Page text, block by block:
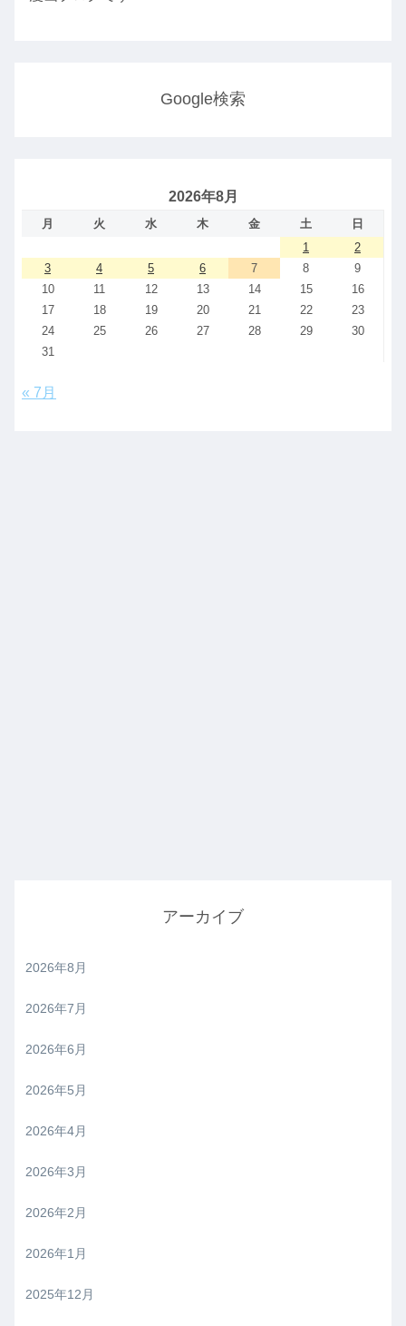
Google検索
2026年8月
月 火 水 木 金 土
日
1
2
3
4 5 6 7 8
9
10
11 12 13 14 15
16
17
18 19 20 21 22
23
24
25 26 27 28 29
30
31
« 7月
アーカイブ
2026年8月
2026年7月
2026年6月
2026年5月
2026年4月
2026年3月
2026年2月
2026年1月
2025年12月